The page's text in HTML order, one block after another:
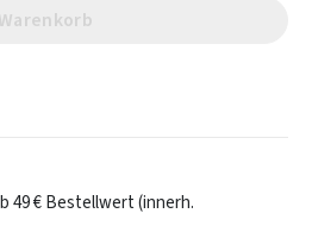
Warenkorb
49 € Bestellwert (innerh.